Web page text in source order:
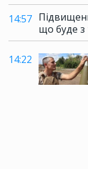
14:57
що буде з
14:22